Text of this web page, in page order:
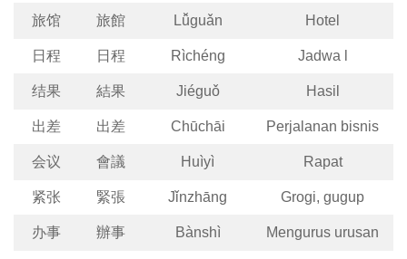
旅馆 旅館 Lǚguǎn Hotel
日程 日程 Rìchéng Jadwa l
结果 結果 Jiéguǒ Hasil
出差 出差 Chūchāi Perjalanan bisnis
会议 會議 Huìyì Rapat
紧张 緊張 Jǐnzhāng Grogi, gugup
办事 辦事 Bànshì Mengurus urusan